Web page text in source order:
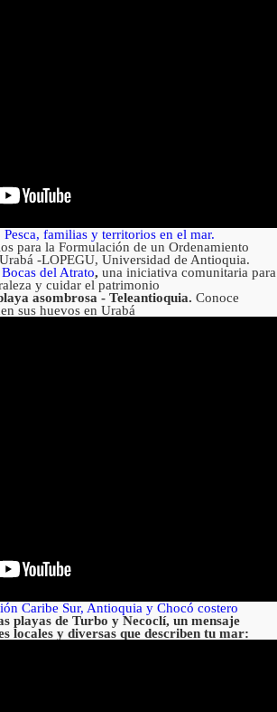
Pesca, familias y territorios en el mar.
para la Formulación de un Ordenamiento
-LOPEGU, Universidad de Antioquia.
del Atrato, una iniciativa comunitaria para
y cuidar el patrimonio
asombrosa - Teleantioquia. Conoce
sus huevos en Urabá
Caribe Sur, Antioquia y Chocó costero
playas de Turbo y Necoclí, un mensaje
locales y diversas que describen tu mar: